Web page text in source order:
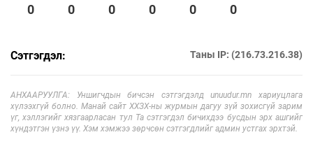
0 0 0 0 0 0
Сэтгэгдэл: Таны IP: (216.73.216.38)
АНХААРУУЛГА: Уншигчдын бичсэн сэтгэгдэлд unuudur.mn хариуцлага
хүлээхгүй болно. Манай сайт ХХЗХ-ны журмын дагуу зүй зохисгүй зарим
үг, хэллэгийг хязгаарласан тул Та сэтгэгдэл бичихдээ бусдын эрх ашгийг
хүндэтгэн үзнэ үү. Хэм хэмжээ зөрчсөн сэтгэгдлийг админ устгах эрхтэй.